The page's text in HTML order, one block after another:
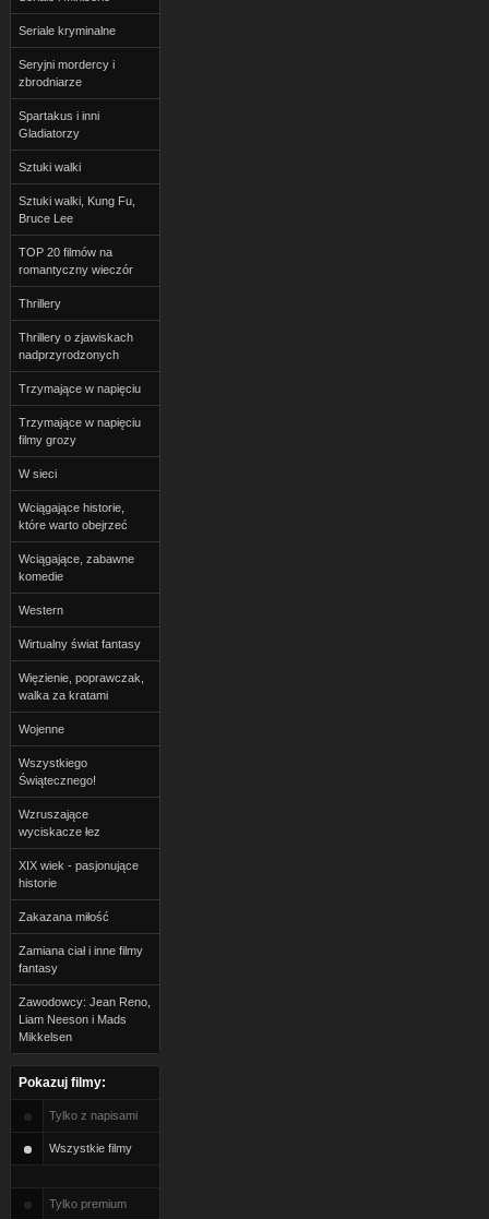
Seriale kryminalne
Seryjni mordercy i
zbrodniarze
Spartakus i inni
Gladiatorzy
Sztuki walki
Sztuki walki, Kung Fu,
Bruce Lee
TOP 20 filmów na
romantyczny wieczór
Thrillery
Thrillery o zjawiskach
nadprzyrodzonych
Trzymające w napięciu
Trzymające w napięciu
filmy grozy
W sieci
Wciągające historie,
które warto obejrzeć
Wciągające, zabawne
komedie
Western
Wirtualny świat fantasy
Więzienie, poprawczak,
walka za kratami
Wojenne
Wszystkiego
Świątecznego!
Wzruszające
wyciskacze łez
XIX wiek - pasjonujące
historie
Zakazana miłość
Zamiana ciał i inne filmy
fantasy
Zawodowcy: Jean Reno,
Liam Neeson i Mads
Mikkelsen
Pokazuj filmy:
Tylko z napisami
Wszystkie filmy
Tylko premium